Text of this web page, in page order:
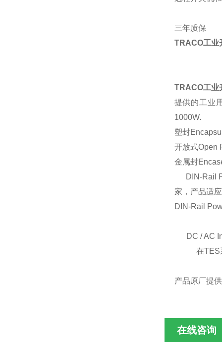
三年质保
TRACO工业
TRACO工业
提供的工业
1000W.
塑封
开放式Open
金属封
DIN-Rail
家，产品适
DIN-Rail
DC / AC
在TES系列
产品原厂提
在线咨询